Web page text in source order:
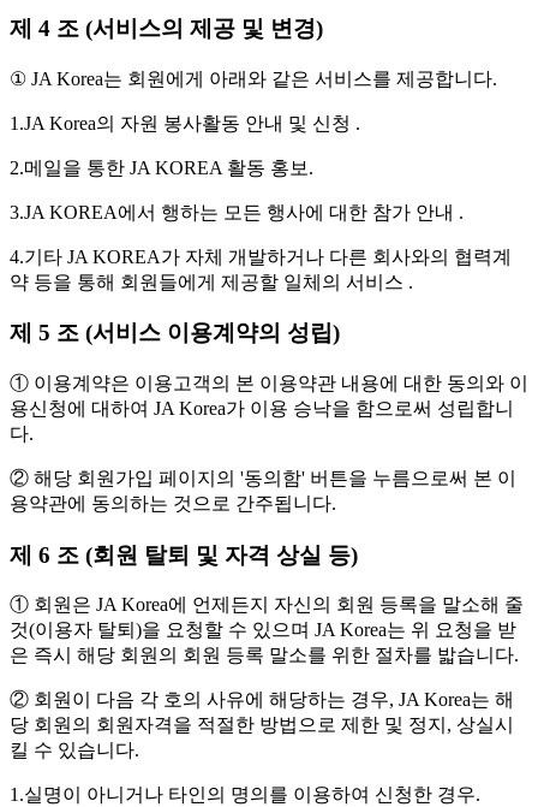
제 4 조 (서비스의 제공 및 변경)
① JA Korea는 회원에게 아래와 같은 서비스를 제공합니다.
1.JA Korea의 자원 봉사활동 안내 및 신청 .
2.메일을 통한 JA KOREA 활동 홍보.
3.JA KOREA에서 행하는 모든 행사에 대한 참가 안내 .
4.기타 JA KOREA가 자체 개발하거나 다른 회사와의 협력계
약 등을 통해 회원들에게 제공할 일체의 서비스 .
제 5 조 (서비스 이용계약의 성립)
① 이용계약은 이용고객의 본 이용약관 내용에 대한 동의와 이
용신청에 대하여 JA Korea가 이용 승낙을 함으로써 성립합니
다.
② 해당 회원가입 페이지의 '동의함' 버튼을 누름으로써 본 이
용약관에 동의하는 것으로 간주됩니다.
제 6 조 (회원 탈퇴 및 자격 상실 등)
① 회원은 JA Korea에 언제든지 자신의 회원 등록을 말소해 줄
것(이용자 탈퇴)을 요청할 수 있으며 JA Korea는 위 요청을 받
은 즉시 해당 회원의 회원 등록 말소를 위한 절차를 밟습니다.
② 회원이 다음 각 호의 사유에 해당하는 경우, JA Korea는 해
당 회원의 회원자격을 적절한 방법으로 제한 및 정지, 상실시
킬 수 있습니다.
1.실명이 아니거나 타인의 명의를 이용하여 신청한 경우.